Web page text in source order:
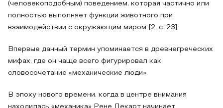
(человекоподобным) поведением, которая частично или
полностью выполняет функции животного при
взаимодействии с окружающим миром [2, с. 23].
Впервые данный термин упоминается в древнегреческих
мифах, где он чаще всего фигурировал как
словосочетание «механические люди».
В эпоху нового времени, когда в центре внимания